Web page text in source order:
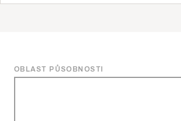
OBLAST PŮSOBNOSTI